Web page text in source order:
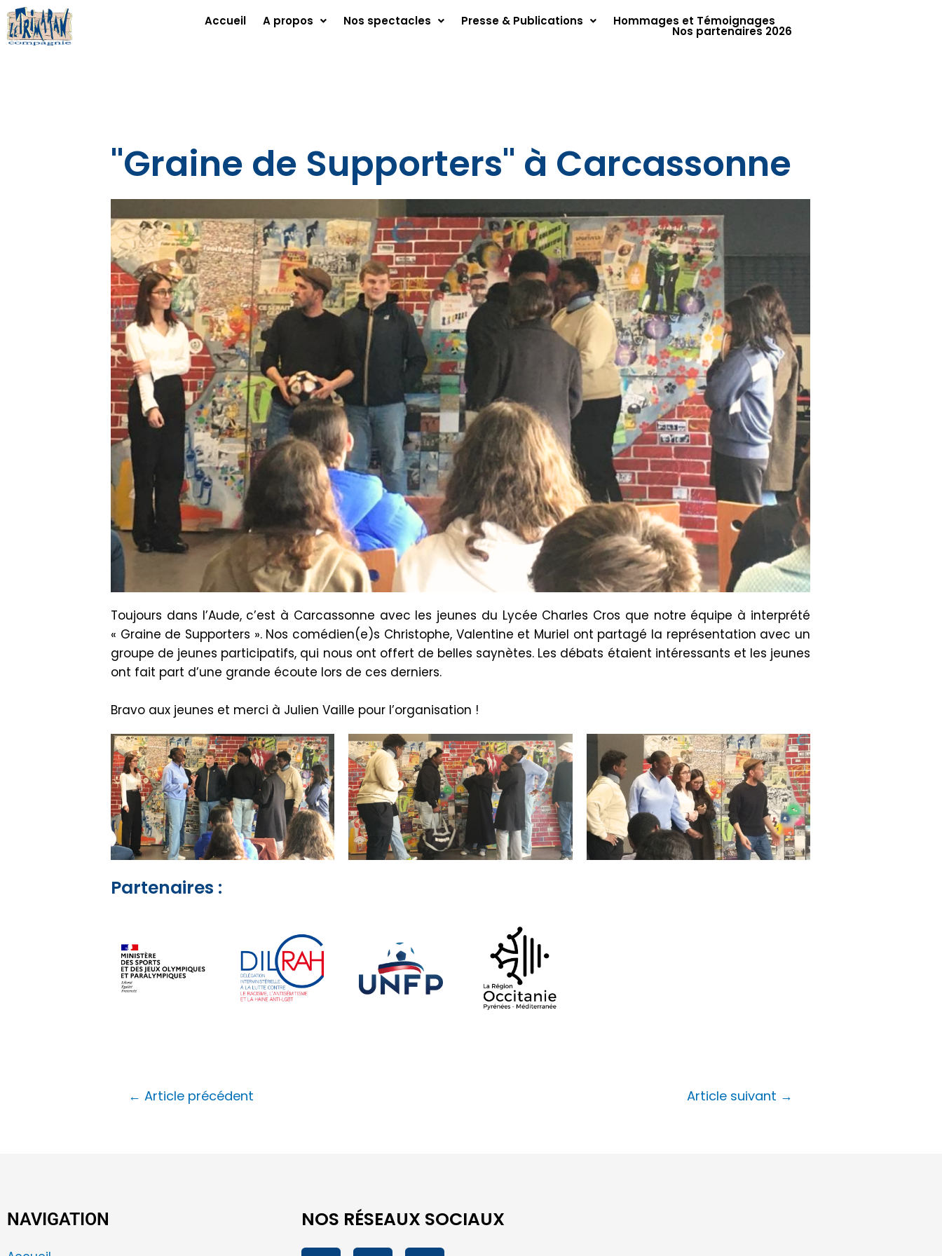
Accueil A propos Nos spectacles Presse & Publications Hommages et Témoignages
Nos partenaires 2026
"Graine de Supporters" à Carcassonne
Toujours dans l’Aude, c’est à Carcassonne avec les jeunes du Lycée Charles Cros que notre équipe à interprété
« Graine de Supporters ».Nos comédien(e)s Christophe, Valentine et Muriel ont partagé la représentation avec un
groupe de jeunes participatifs, qui nous ont offert de belles saynètes. Les débats étaient intéressants et les jeunes
ont fait part d’une grande écoute lors de ces derniers.
Bravo aux jeunes et merci à Julien Vaille pour l’organisation !
Partenaires :
← Article précédent Article suivant →
NAVIGATION NOS RÉSEAUX SOCIAUX